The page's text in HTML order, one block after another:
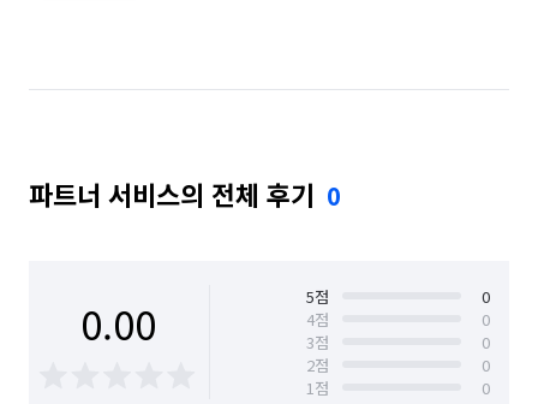
파트너 서비스의 전체 후기 0
0.00 5점
0
4점
0
3점
0
2점
0
1점
0